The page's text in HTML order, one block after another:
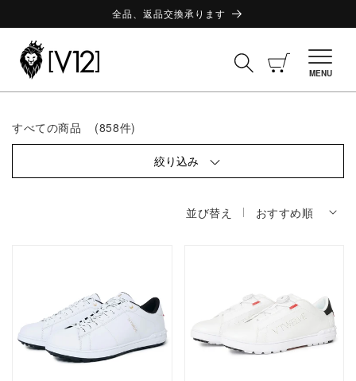
進む
全品、返品交換承ります
MENU
ー
コ
レ
ク
ョ
すべての商品 (858件)
絞り込み
並び替え